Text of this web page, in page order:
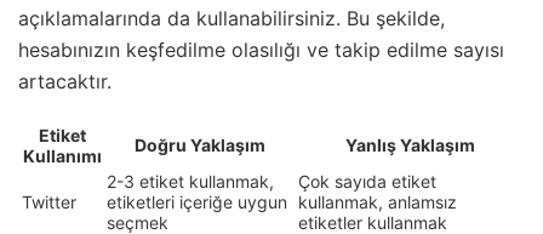
açıklamalarında da kullanabilirsiniz. Bu şekilde,
hesabınızın keşfedilme olasılığı ve takip edilme sayısı
artacaktır.
Etiket
Kullanımı
Doğru Yaklaşım Yanlış Yaklaşım
Twitter
2-3 etiket kullanmak,
etiketleri içeriğe uygun
seçmek
Çok sayıda etiket
kullanmak, anlamsız
etiketler kullanmak